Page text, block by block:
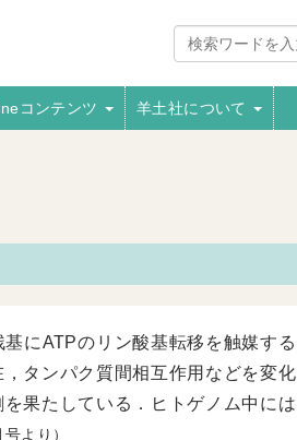
コンテンツ 羊土社について
にATPのリン酸基転移を触媒する
タンパク質間相互作用などを変化
果たしている．ヒトゲノム中には
より）